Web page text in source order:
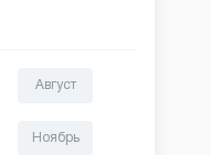
Август
Ноябрь